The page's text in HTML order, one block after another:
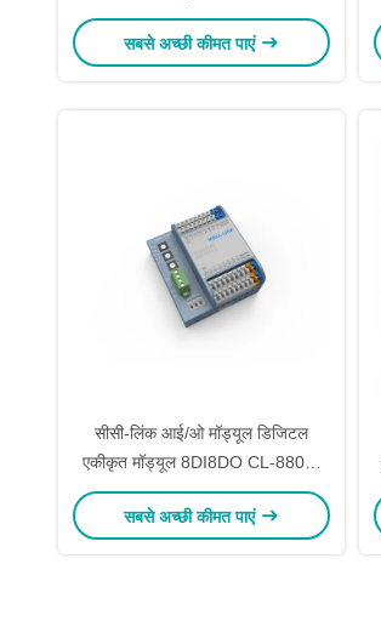
DN-HH00-C0NN
सबसे अच्छी कीमत पाएं
सीसी-लिंक आई/ओ मॉड्यूल डिजिटल
एकीकृत मॉड्यूल 8DI8DO CL-8800-
C1NN पीएलसी के लिए
सबसे अच्छी कीमत पाएं